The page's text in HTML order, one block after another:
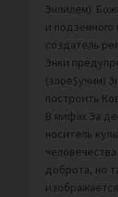
Энлилем).
и
создатель
Энки
(злое$учим)
построить
В мифах Эа
носитель
доброта, но